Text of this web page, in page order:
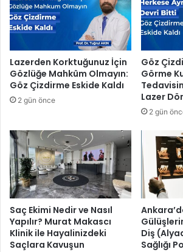
l
a
ı
y
l
a
T
p
a
n
t
ı
a
ş
k
ı
C
r
l
R
a
m
a
p
h
o
s
a
Lazerden Korktuğunuz İçin
Gözlüğe Mahkûm Olmayın:
Göz Çizdirme Eskide Kaldı
2 gün önce
Göz
Görme
Lazer
2 gün
Saç Ekimi Nedir ve Nasıl
Yapılır? Murat Makascı
Klinik ile Hayalinizdeki
Saçlara Kavuşun
Diş
Sağlığı